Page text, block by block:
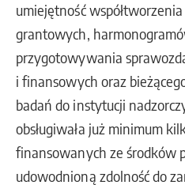
umiejętność
grantowych,
przygotowywania
i finansowych oraz
badań do instytucji
obsługiwała już minimum
finansowanych ze środków
udowodnioną zdolność do